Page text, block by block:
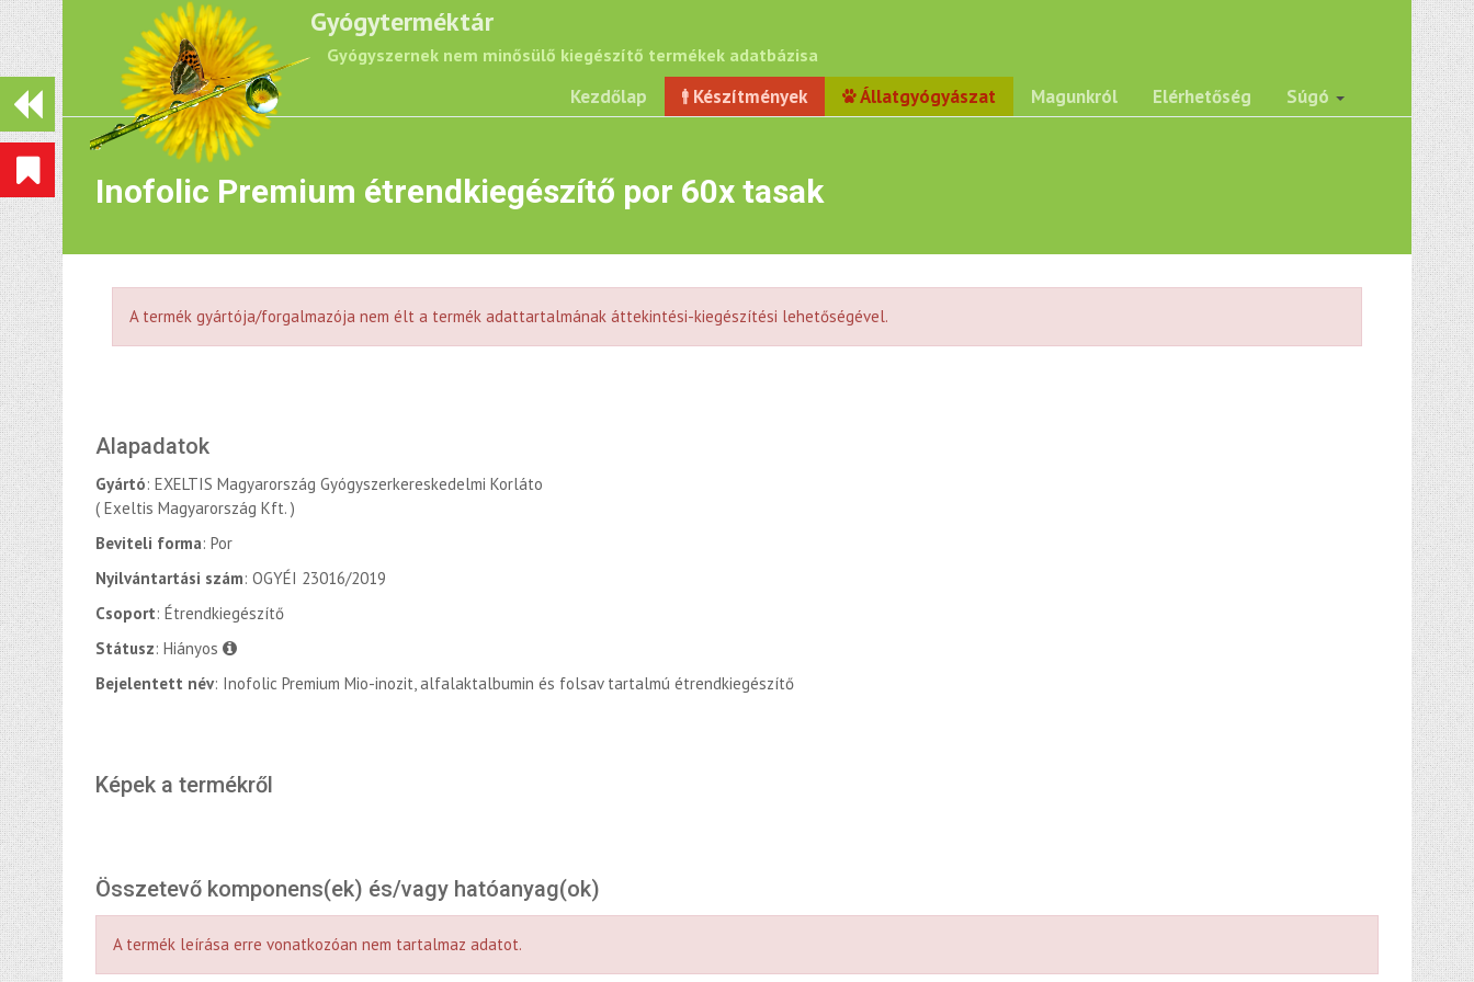
Gyógyterméktár
Gyógyszernek nem minősülő kiegészítő termékek adatbázisa
Kezdőlap Készítmények Állatgyógyászat Magunkról Elérhetőség Súgó
Inofolic Premium étrendkiegészítő por 60x tasak
A termék gyártója/forgalmazója nem élt a termék adattartalmának áttekintési-kiegészítési lehetőségével.
Alapadatok
Gyártó: EXELTIS Magyarország Gyógyszerkereskedelmi Korláto
( Exeltis Magyarország Kft. )
Beviteli forma: Por
Nyilvántartási szám: OGYÉI 23016/2019
Csoport: Étrendkiegészítő
Státusz: Hiányos
Bejelentett név: Inofolic Premium Mio-inozit, alfalaktalbumin és folsav tartalmú étrendkiegészítő
Képek a termékről
Összetevő komponens(ek) és/vagy hatóanyag(ok)
A termék leírása erre vonatkozóan nem tartalmaz adatot.